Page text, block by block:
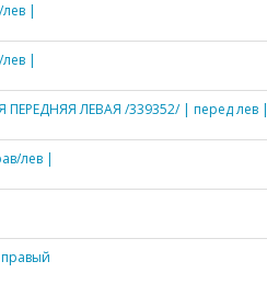
|
|
ЛЕВАЯ /339352/ | перед лев |
лев |